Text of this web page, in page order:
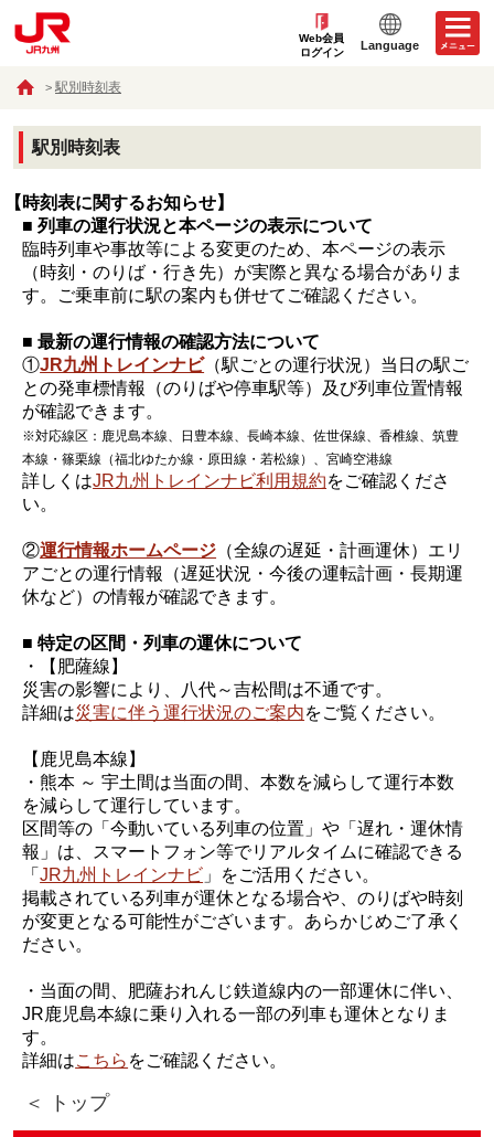
Web会員
ログイン
Language
駅別時刻表
駅別時刻表
【時刻表に関するお知らせ】
■ 列車の運行状況と本ページの表示について
臨時列車や事故等による変更のため、本ページの表示
（時刻・のりば・行き先）が実際と異なる場合がありま
す。ご乗車前に駅の案内も併せてご確認ください。
■ 最新の運行情報の確認方法について
①JR九州トレインナビ（駅ごとの運行状況）当日の駅ご
との発車標情報（のりばや停車駅等）及び列車位置情報
が確認できます。
※対応線区：鹿児島本線、日豊本線、長崎本線、佐世保線、香椎線、筑豊
本線・篠栗線（福北ゆたか線・原田線・若松線）、宮崎空港線
詳しくはJR九州トレインナビ利用規約をご確認くださ
い。
②運行情報ホームページ （全線の遅延・計画運休）エリ
アごとの運行情報（遅延状況・今後の運転計画・長期運
休など）の情報が確認できます。
■ 特定の区間・列車の運休について
・【肥薩線】
災害の影響により、八代～吉松間は不通です。
詳細は災害に伴う運行状況のご案内をご覧ください。
【鹿児島本線】
・熊本 ～ 宇土間は当面の間、本数を減らして運行本数
を減らして運行しています。
区間等の「今動いている列車の位置」や「遅れ・運休情
報」は、スマートフォン等でリアルタイムに確認できる
「JR九州トレインナビ 」をご活用ください。
掲載されている列車が運休となる場合や、のりばや時刻
が変更となる可能性がございます。あらかじめご了承く
ださい。
・当面の間、肥薩おれんじ鉄道線内の一部運休に伴い、
JR鹿児島本線に乗り入れる一部の列車も運休となりま
す。
詳細はこちら をご確認ください。
＜ トップ